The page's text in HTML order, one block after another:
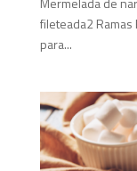
fileteada2
para...